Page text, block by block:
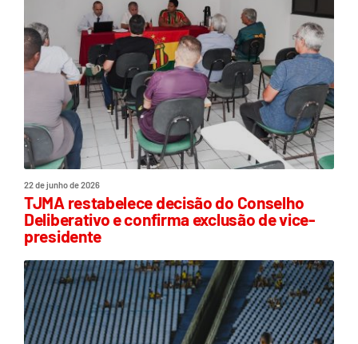
22 de junho de 2026
TJMA restabelece decisão do Conselho
Deliberativo e confirma exclusão de vice-
presidente